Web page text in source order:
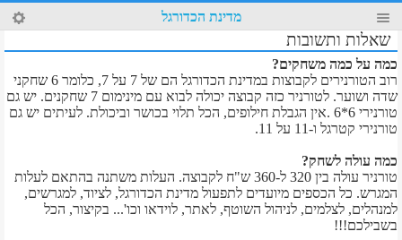
36 מדינת הכדורגל
שאלות ותשובות
כמה על כמה משחקים?
רוב הטורנירים לקבוצות במדינת הכדורגל הם של 7 על 7, כלומר 6 שחקני
שדה ושוער. לטורניר כזה קבוצה יכולה לבוא עם מינימום 7 שחקנים. יש גם
טורנירי 6*6 .אין הגבלת חילופים, הכל תלוי בכושר וביכולת. לעיתים יש גם
טורנירי קטרגל ו-11 על 11.
כמה עולה לשחק?
טורניר עולה בין 320 ל-360 ש"ח לקבוצה. העלות משתנה בהתאם לעלות
המגרש. כל הכספים מיועדים לתפעול מדינת הכדורגל, לציוד, למגרשים,
למנהלים, לצלמים, לניהול השוטף, לאתר, לוידאו וכו'... בקיצור, הכל
בשבילכם!!!
4